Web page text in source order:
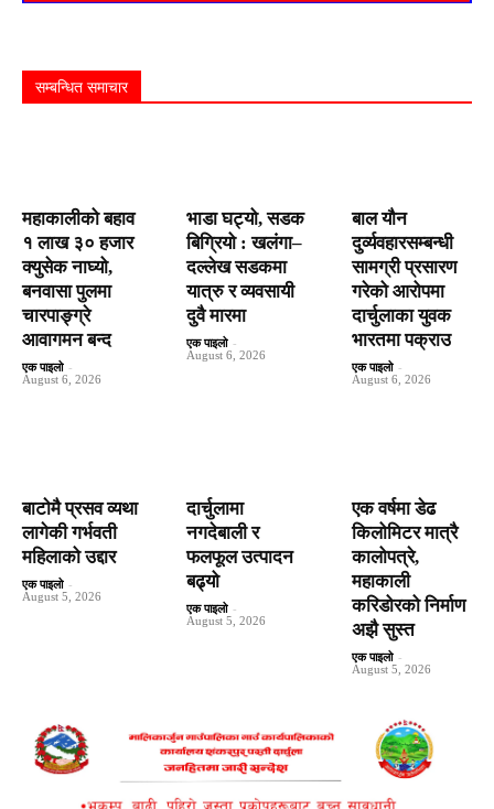
सम्बन्धित समाचार
महाकालीको बहाव
१ लाख ३० हजार
क्युसेक नाघ्यो,
बनवासा पुलमा
चारपाङ्ग्रे
आवागमन बन्द
एक पाइलो -
August 6, 2026
भाडा घट्यो, सडक
बिग्रियो : खलंगा–
दल्लेख सडकमा
यात्रु र व्यवसायी
दुवै मारमा
एक पाइलो -
August 6, 2026
बाल यौन
दुर्व्यवहारसम्बन्धी
सामग्री प्रसारण
गरेको आरोपमा
दार्चुलाका युवक
भारतमा पक्राउ
एक पाइलो -
August 6, 2026
बाटाेमै प्रसव व्यथा
लागेकी गर्भवती
महिलाको उद्दार
एक पाइलो -
August 5, 2026
दार्चुलामा
नगदेबाली र
फलफूल उत्पादन
बढ्यो
एक पाइलो -
August 5, 2026
एक वर्षमा डेढ
किलोमिटर मात्रै
कालोपत्रे,
महाकाली
करिडोरको निर्माण
अझै सुस्त
एक पाइलो -
August 5, 2026